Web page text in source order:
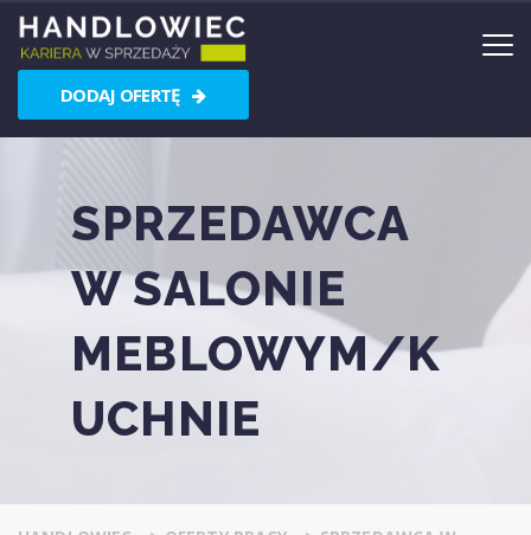
DODAJ OFERTĘ
SPRZEDAWCA
W SALONIE
MEBLOWYM/K
UCHNIE